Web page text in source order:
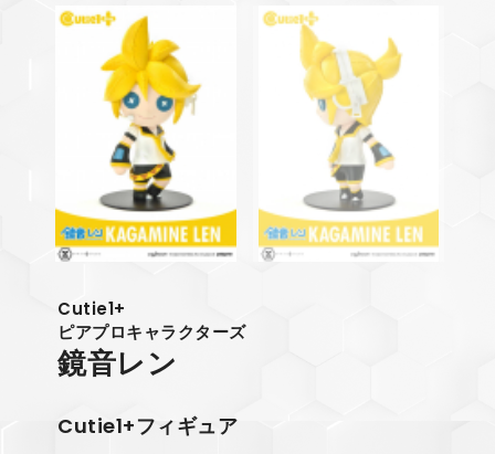
Cutie1+
ピアプロキャラクターズ
鏡音レン
Cutie1+フィギュア